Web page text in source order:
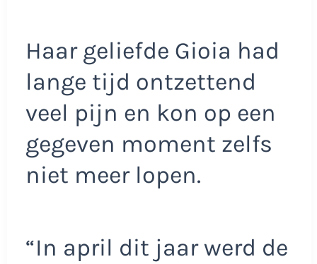
Haar geliefde Gioia had
lange tijd ontzettend
veel pijn en kon op een
gegeven moment zelfs
niet meer lopen.
“In april dit jaar werd de